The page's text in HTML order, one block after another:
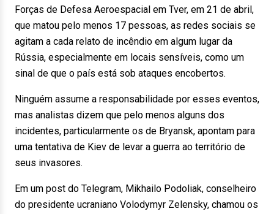
Forças de Defesa Aeroespacial em Tver, em 21 de abril,
que matou pelo menos 17 pessoas, as redes sociais se
agitam a cada relato de incêndio em algum lugar da
Rússia, especialmente em locais sensíveis, como um
sinal de que o país está sob ataques encobertos.
Ninguém assume a responsabilidade por esses eventos,
mas analistas dizem que pelo menos alguns dos
incidentes, particularmente os de Bryansk, apontam para
uma tentativa de Kiev de levar a guerra ao território de
seus invasores.
Em um post do Telegram, Mikhailo Podoliak, conselheiro
do presidente ucraniano Volodymyr Zelensky, chamou os